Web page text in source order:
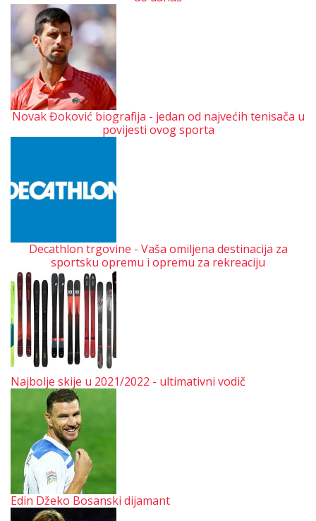
Novak Đoković biografija - jedan od najvećih tenisača u
povijesti ovog sporta
Decathlon trgovine - Vaša omiljena destinacija za
sportsku opremu i opremu za rekreaciju
Najbolje skije u 2021/2022 - ultimativni vodič
Edin Džeko Bosanski dijamant